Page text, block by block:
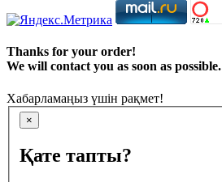
Thanks for your order!
We will contact you as soon as possible.
Хабарламаңыз үшін рақмет!
×
Қате тапты?